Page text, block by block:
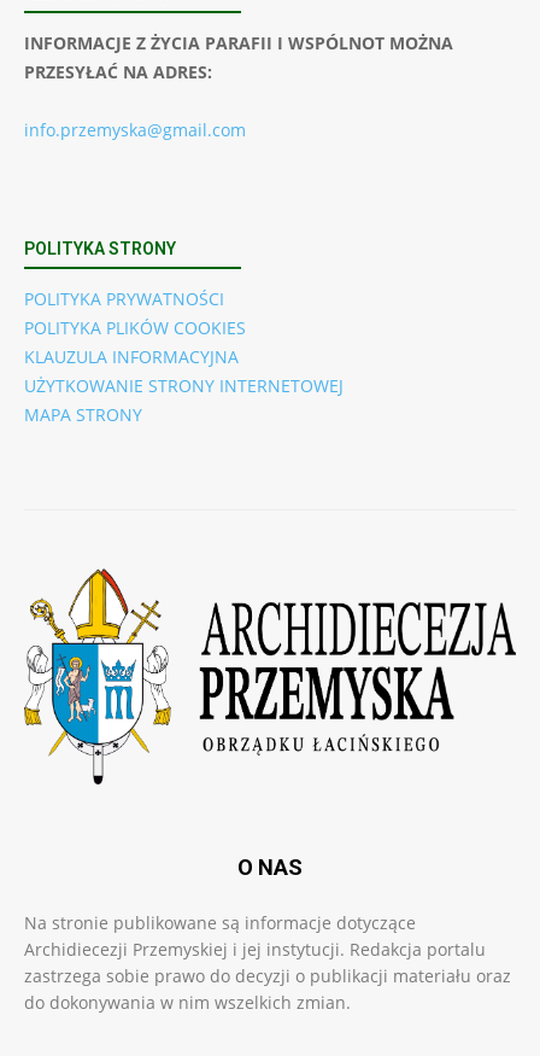
INFORMACJE Z ŻYCIA PARAFII I WSPÓLNOT MOŻNA
PRZESYŁAĆ NA ADRES:
info.przemyska@gmail.com
POLITYKA STRONY
POLITYKA PRYWATNOŚCI
POLITYKA PLIKÓW COOKIES
KLAUZULA INFORMACYJNA
UŻYTKOWANIE STRONY INTERNETOWEJ
MAPA STRONY
O NAS
Na stronie publikowane są informacje dotyczące
Archidiecezji Przemyskiej i jej instytucji. Redakcja portalu
zastrzega sobie prawo do decyzji o publikacji materiału oraz
do dokonywania w nim wszelkich zmian.